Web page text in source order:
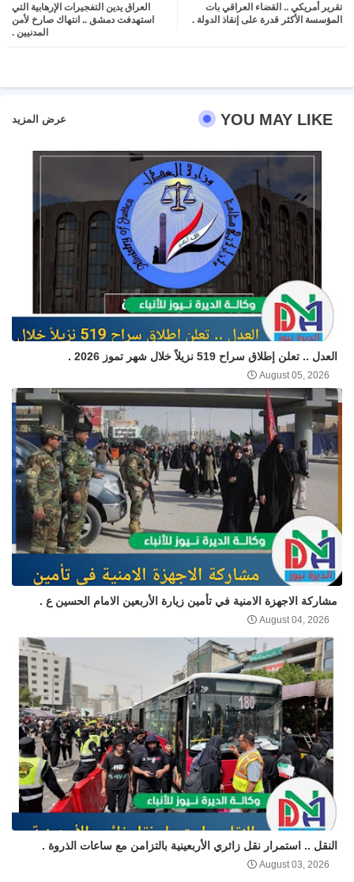
ter atsa
تقرير أمريكي .. القضاء العراقي بات
المؤسسة الأكثر قدرة على إنقاذ الدولة .
العراق يدين التفجيرات الإرهابية التي
استهدفت دمشق .. انتهاك صارخ لأمن
المدنيين .
YOU MAY LIKE عرض المزيد
العدل .. تعلن إطلاق سراح 519 نزيلاً خلال شهر تموز 2026 .
August 05, 2026
مشاركة الاجهزة الامنية في تأمين زيارة الأربعين الامام الحسين ع .
August 04, 2026
النقل .. استمرار نقل زائري الأربعينية بالتزامن مع ساعات الذروة .
August 03, 2026